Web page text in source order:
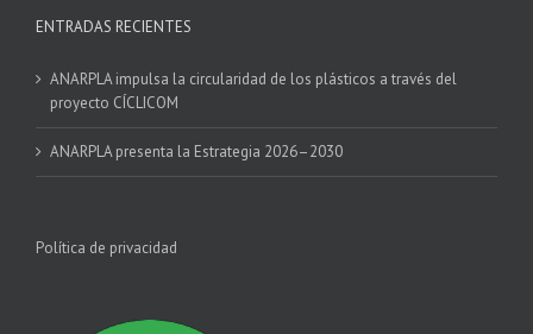
ENTRADAS RECIENTES
ANARPLA impulsa la circularidad de los plásticos a través del
proyecto CÍCLICOM
ANARPLA presenta la Estrategia 2026–2030
Política de privacidad